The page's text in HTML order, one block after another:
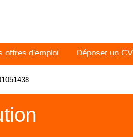
offres d'emploi Déposer un CV